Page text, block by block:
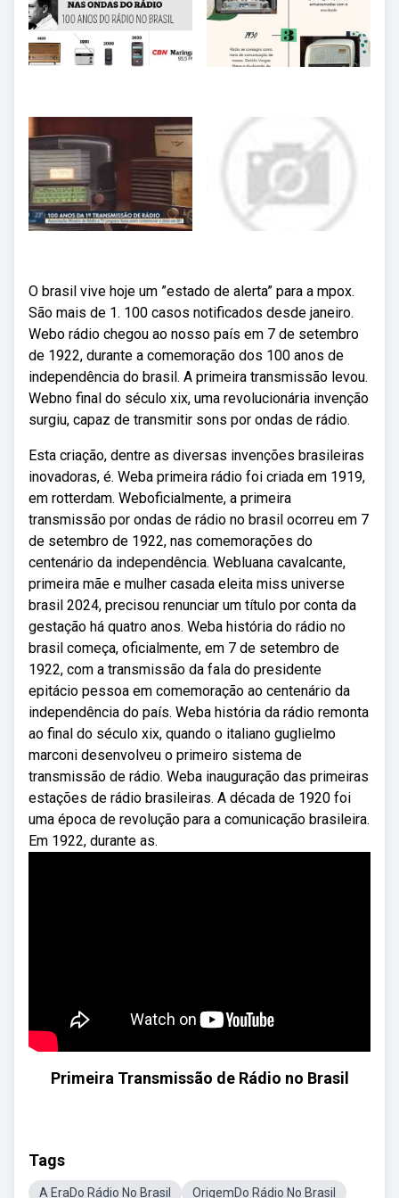
O brasil vive hoje um ”estado de alerta” para a mpox.
São mais de 1. 100 casos notificados desde janeiro.
Webo rádio chegou ao nosso país em 7 de setembro
de 1922, durante a comemoração dos 100 anos de
independência do brasil. A primeira transmissão levou.
Webno final do século xix, uma revolucionária invenção
surgiu, capaz de transmitir sons por ondas de rádio.
Esta criação, dentre as diversas invenções brasileiras
inovadoras, é. Weba primeira rádio foi criada em 1919,
em rotterdam. Weboficialmente, a primeira
transmissão por ondas de rádio no brasil ocorreu em 7
de setembro de 1922, nas comemorações do
centenário da independência. Webluana cavalcante,
primeira mãe e mulher casada eleita miss universe
brasil 2024, precisou renunciar um título por conta da
gestação há quatro anos. Weba história do rádio no
brasil começa, oficialmente, em 7 de setembro de
1922, com a transmissão da fala do presidente
epitácio pessoa em comemoração ao centenário da
independência do país. Weba história da rádio remonta
ao final do século xix, quando o italiano guglielmo
marconi desenvolveu o primeiro sistema de
transmissão de rádio. Weba inauguração das primeiras
estações de rádio brasileiras. A década de 1920 foi
uma época de revolução para a comunicação brasileira.
Em 1922, durante as.
Primeira Transmissão de Rádio no Brasil
Tags
A EraDo Rádio No Brasil OrigemDo Rádio No Brasil